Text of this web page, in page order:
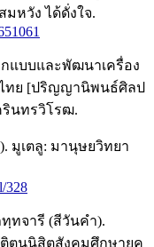
มหวัง ได้ดั่งใจ.
แบบและพัฒนาเครื่อง
ทย [ปริญญานิพนธ์ศิลป
นทรวิโรฒ.
มูเตลู: มานุษยวิทยา
328
ทจารี (สีวันคำ).
ติตนนิสิตสังคมศึกษายุค